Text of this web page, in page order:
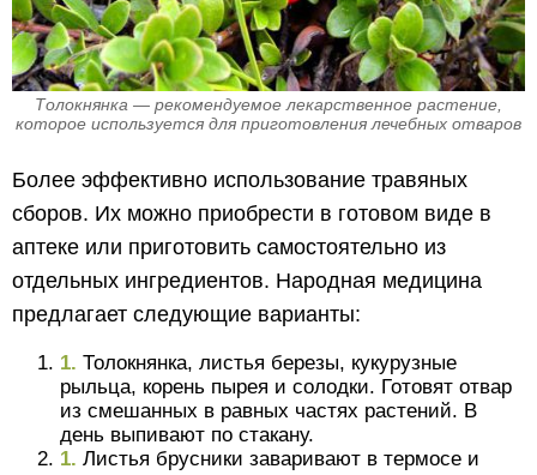
Толокнянка — рекомендуемое лекарственное растение,
которое используется для приготовления лечебных отваров
Более эффективно использование травяных
сборов. Их можно приобрести в готовом виде в
аптеке или приготовить самостоятельно из
отдельных ингредиентов. Народная медицина
предлагает следующие варианты:
Толокнянка, листья березы, кукурузные
рыльца, корень пырея и солодки. Готовят отвар
из смешанных в равных частях растений. В
день выпивают по стакану.
Листья брусники заваривают в термосе и